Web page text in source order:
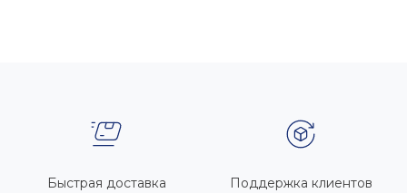
Быстрая доставка Поддержка клиентов